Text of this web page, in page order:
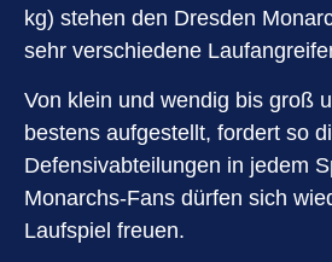
kg) stehen den Dresden
sehr verschiedene
Von klein und wendig bis groß
bestens aufgestellt, fordert so
Defensivabteilungen in jedem
Monarchs-Fans dürfen sich
Laufspiel freuen.